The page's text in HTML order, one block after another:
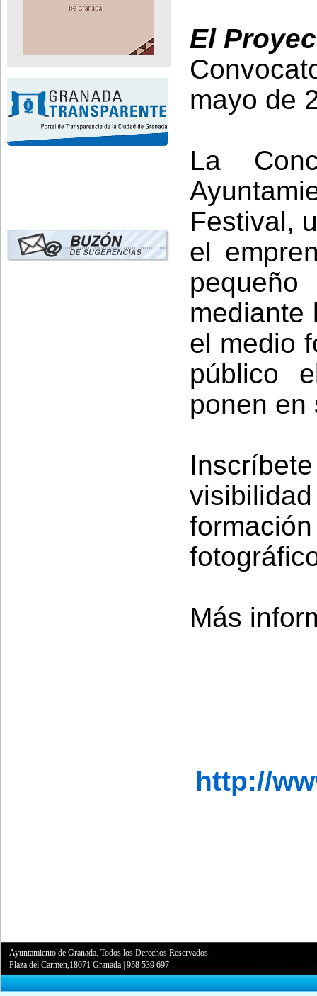
El
mayo de
La
Festival,
el
mediante
el medio
público
ponen en
Más
http://
Ayuntamiento de Granada. Todos los Derechos Reservados.
Plaza del Carmen,18071 Granada |958 539 697